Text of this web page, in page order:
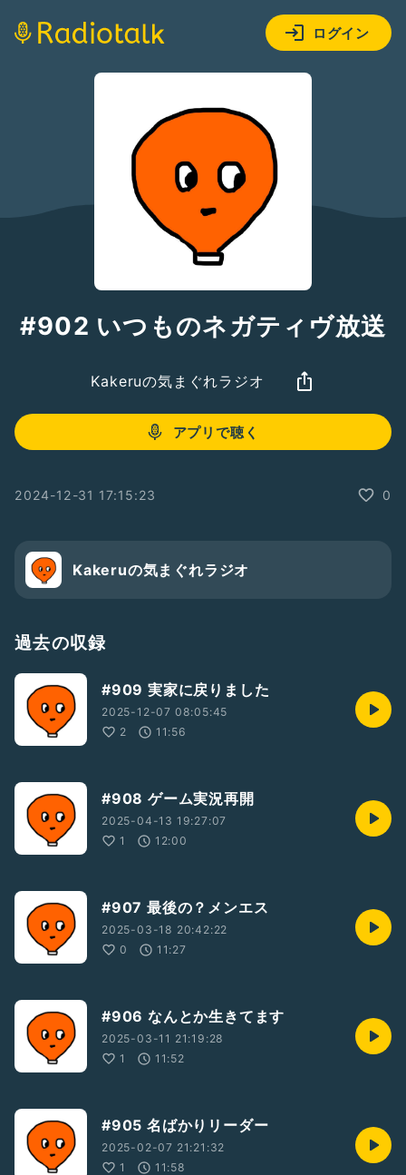
ログイン
#902 いつものネガティヴ放送
Kakeruの気まぐれラジオ
アプリで聴く
2024-12-31 17:15:23 0
Kakeruの気まぐれラジオ
過去の収録
#909 実家に戻りました
2025-12-07 08:05:45
2
11:56
#908 ゲーム実況再開
2025-04-13 19:27:07
1
12:00
#907 最後の？メンエス
2025-03-18 20:42:22
0
11:27
#906 なんとか生きてます
2025-03-11 21:19:28
1
11:52
#905 名ばかりリーダー
2025-02-07 21:21:32
1
11:58